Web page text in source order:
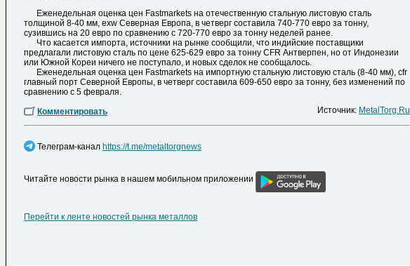
Еженедельная оценка цен Fastmarkets на отечественную стальную листовую сталь
толщиной 8-40 мм, exw Северная Европа, в четверг составила 740-770 евро за тонну,
сузившись на 20 евро по сравнению с 720-770 евро за тонну неделей ранее.
Что касается импорта, источники на рынке сообщили, что индийские поставщики
предлагали листовую сталь по цене 625-629 евро за тонну CFR Антверпен, но от Индонезии
или Южной Кореи ничего не поступало, и новых сделок не сообщалось.
Еженедельная оценка цен Fastmarkets на импортную стальную листовую сталь (8-40 мм), cfr
главный порт Северной Европы, в четверг составила 609-650 евро за тонну, без изменений по
сравнению с 5 февраля.
Комментировать
Источник: MetalTorg.Ru
Телеграм-канал https://t.me/metaltorgnews
Читайте новости рынка в нашем мобильном приложении
Перейти к ленте новостей рынка металлов